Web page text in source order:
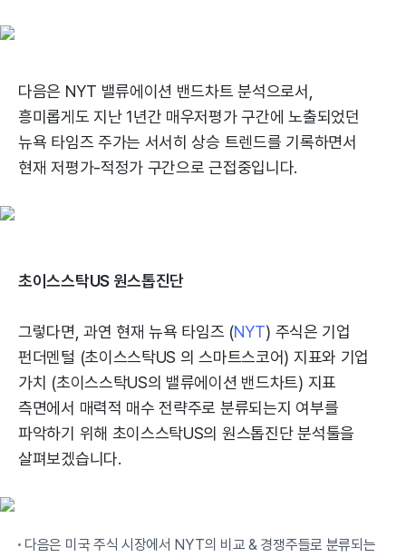
다음은 NYT 밸류에이션 밴드차트 분석으로서,
흥미롭게도 지난 1년간 매우저평가 구간에 노출되었던
뉴욕 타임즈 주가는 서서히 상승 트렌드를 기록하면서
현재 저평가-적정가 구간으로 근접중입니다.
초이스스탁US 원스톱진단
그렇다면, 과연 현재 뉴욕 타임즈 (NYT) 주식은 기업
펀더멘털 (초이스스탁US 의 스마트스코어) 지표와 기업
가치 (초이스스탁US의 밸류에이션 밴드차트) 지표
측면에서 매력적 매수 전략주로 분류되는지 여부를
파악하기 위해 초이스스탁US의 원스톱진단 분석툴을
살펴보겠습니다.
다음은 미국 주식 시장에서 NYT의 비교 & 경쟁주들로 분류되는